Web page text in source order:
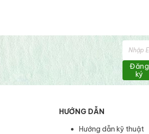
Đăng
ký
HƯỚNG DẪN
Hướng dẫn kỹ thuật